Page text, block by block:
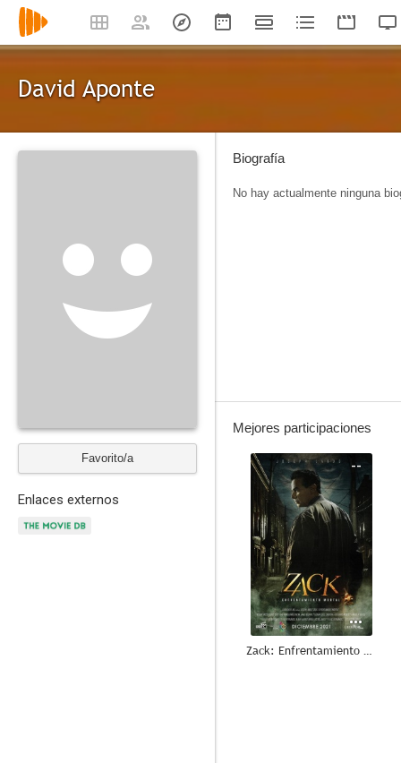
David Aponte
Favorito/a
Enlaces externos
Biografía
No hay actualmente ninguna
Mejores participaciones
--
Zack: Enfrentamiento Mortal